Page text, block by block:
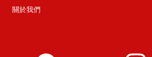
關於我們